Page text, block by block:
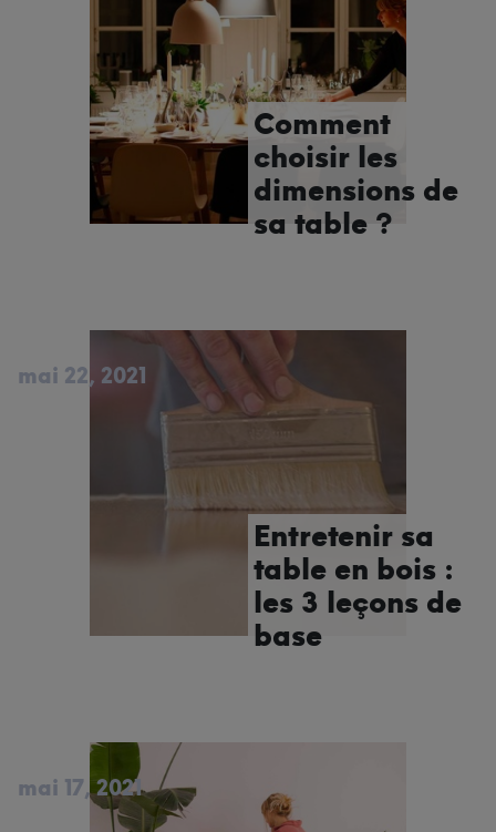
Comment
choisir les
dimensions de
sa table ?
Entretenir sa
table en bois :
les 3 leçons de
base
mai 22, 2021
mai 17, 2021